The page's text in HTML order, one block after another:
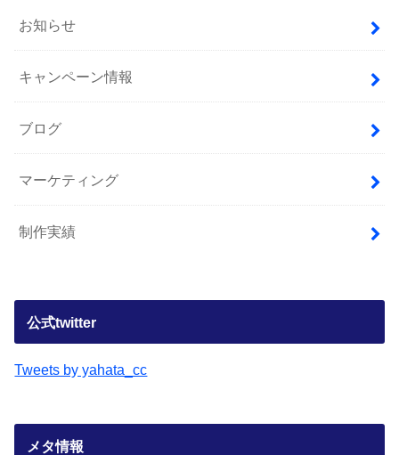
お知らせ
キャンペーン情報
ブログ
マーケティング
制作実績
公式twitter
Tweets by yahata_cc
メタ情報